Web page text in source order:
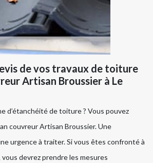
de vos travaux de toiture
Artisan Broussier à Le
d’étanchéité de toiture ? Vous pouvez
couvreur Artisan Broussier. Une
urgence à traiter. Si vous êtes confronté à
devrez prendre les mesures